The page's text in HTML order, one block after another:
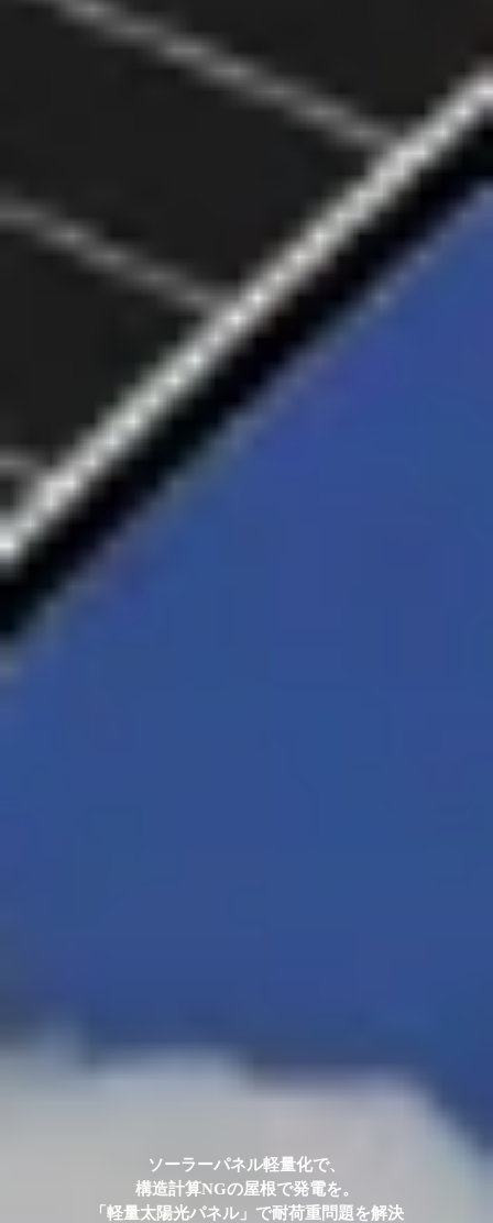
ソーラーパネル軽量化で、
構造計算NGの屋根で発電を。
「 軽量太陽光パネル」 で耐荷重問題を解決